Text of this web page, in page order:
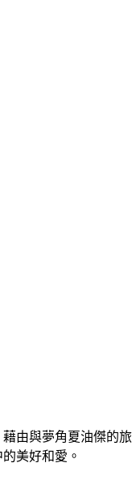
由與夢角夏油傑的旅
美好和愛。